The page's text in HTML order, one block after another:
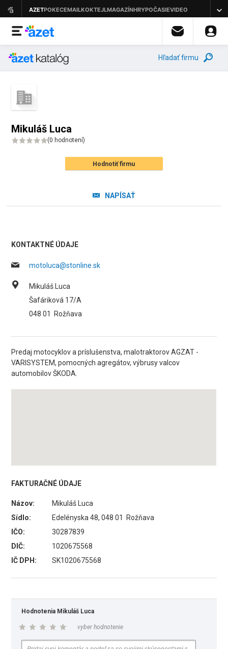
Hľadať firmu
Mikuláš Luca
(0 hodnotení)
Hodnotiť firmu
NAPÍSAŤ
KONTAKTNÉ ÚDAJE
motoluca@stonline.sk
Mikuláš Luca
Šafáriková 17/A
048 01
Rožňava
Predaj motocyklov a príslušenstva, malotraktorov AGZAT -
VARISYSTEM, pomocných agregátov, výbrusy valcov
automobilov ŠKODA.
FAKTURAČNÉ ÚDAJE
Názov:
Mikuláš Luca
Sídlo:
Edelényska 48, 048 01 Rožňava
IČO:
30287839
DIČ:
1020675568
IČ DPH:
SK1020675568
Hodnotenia Mikuláš Luca
vyber hodnotenie